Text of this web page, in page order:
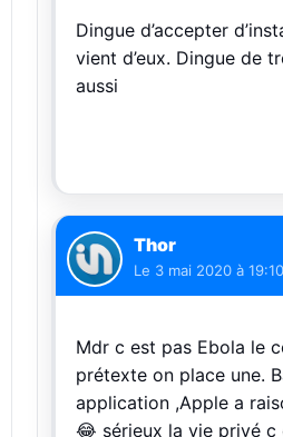
Dingue d’accepter
vient d’eux. Dingue de
aussi
Thor
Le 3 mai 2020 à 19:10
Mdr c est pas Ebola le
prétexte on place une.
application ,Apple a
😂 sérieux la vie privé c